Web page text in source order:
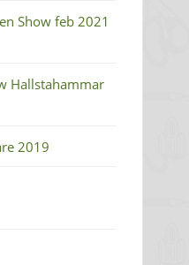
Show feb 2021
Hallstahammar
2019